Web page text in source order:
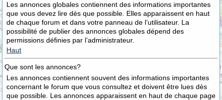
Les annonces globales contiennent des informations importantes
que vous devez lire dès que possible. Elles apparaissent en haut
de chaque forum et dans votre panneau de l’utilisateur. La
possibilité de publier des annonces globales dépend des
permissions définies par l’administrateur.
Haut
Que sont les annonces?
Les annonces contiennent souvent des informations importantes
concernant le forum que vous consultez et doivent être lues dès
que possible. Les annonces apparaissent en haut de chaque page